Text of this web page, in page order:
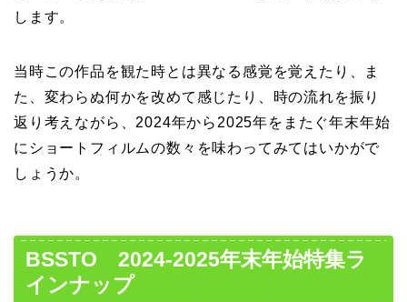
します。
当時この作品を観た時とは異なる感覚を覚えたり、ま
た、変わらぬ何かを改めて感じたり、時の流れを振り
返り考えながら、2024年から2025年をまたぐ年末年始
にショートフィルムの数々を味わってみてはいかがで
しょうか。
BSSTO 2024-2025年末年始特集ラ
インナップ